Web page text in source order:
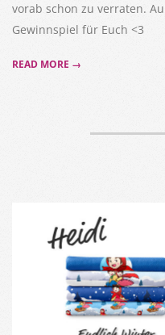
vorab schon zu verraten.
Gewinnspiel für Euch <3
READ MORE →